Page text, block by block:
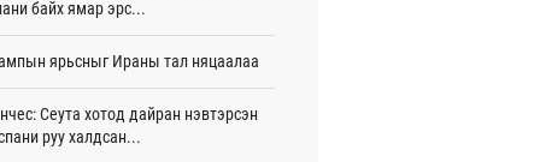
эмчлүүлж байна
цаг 50 мин
ын Ляонин мужийн төлөөлөгчид
ын үйл ажиллагаатай танилцлаа
цаг 3 мин
байх ямар эрс...
ярьсныг Ираны тал няцаалаа
Сеута хотод дайран нэвтэрсэн
руу халдсан...